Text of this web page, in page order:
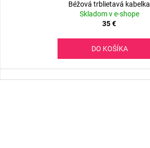
Béžová trblietavá kabelka
Skladom v e-shope
35 €
DO KOŠÍKA